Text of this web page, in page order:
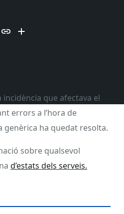
que afectava el
errors a l’hora de
genèrica ha quedat resolta.
sobre qualsevol
d’estats dels serveis.